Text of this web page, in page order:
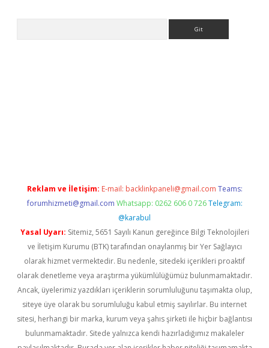
Reklam ve İletişim: E-mail: backlinkpaneli@gmail.com Teams:
forumhizmeti@gmail.com Whatsapp: 0262 606 0 726 Telegram:
@karabul
Yasal Uyarı: Sitemiz, 5651 Sayılı Kanun gereğince Bilgi Teknolojileri
ve İletişim Kurumu (BTK) tarafından onaylanmış bir Yer Sağlayıcı
olarak hizmet vermektedir. Bu nedenle, sitedeki içerikleri proaktif
olarak denetleme veya araştırma yükümlülüğümüz bulunmamaktadır.
Ancak, üyelerimiz yazdıkları içeriklerin sorumluluğunu taşımakta olup,
siteye üye olarak bu sorumluluğu kabul etmiş sayılırlar. Bu internet
sitesi, herhangi bir marka, kurum veya şahıs şirketi ile hiçbir bağlantısı
bulunmamaktadır. Sitede yalnızca kendi hazırladığımız makaleler